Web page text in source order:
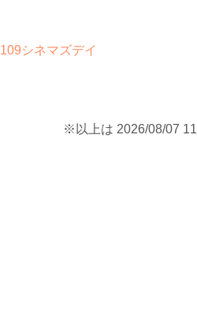
109シネマズデイ
※以上は 2026/08/07